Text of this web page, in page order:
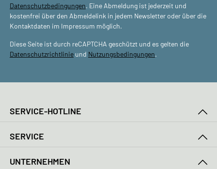
Datenschutzbedingungen. Eine Abmeldung ist jederzeit und
kostenfrei über den Abmeldelink in jedem Newsletter oder über die
Kontaktdaten im Impressum möglich.
Diese Seite ist durch reCAPTCHA geschützt und es gelten die
Datenschutzrichtlinie und Nutzungsbedingungen.
SERVICE-HOTLINE
SERVICE
UNTERNEHMEN